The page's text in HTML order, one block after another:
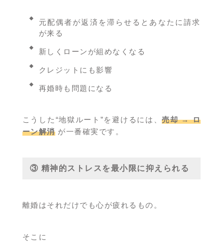
元配偶者が返済を滞らせるとあなたに請求
が来る
新しくローンが組めなくなる
クレジットにも影響
再婚時も問題になる
こうした“地獄ルート”を避けるには、売却 → ロ
ーン解消が一番確実です。
③ 精神的ストレスを最小限に抑えられる
離婚はそれだけでも心が疲れるもの。
そこに